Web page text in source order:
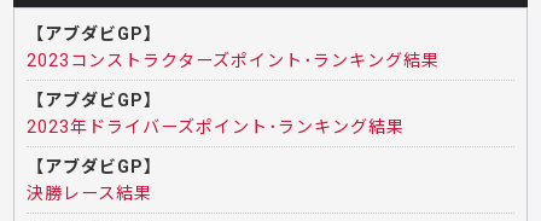
【アブダビGP】
2023コンストラクターズポイント･ランキング結果
【アブダビGP】
2023年ドライバーズポイント･ランキング結果
【アブダビGP】
決勝レース結果